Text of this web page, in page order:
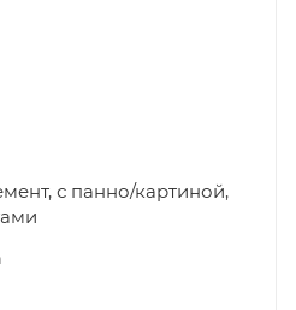
с панно/картиной,